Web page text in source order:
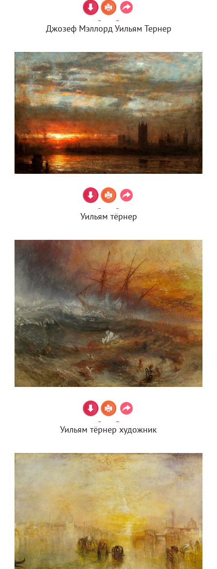
Джозеф Мэллорд Уильям Тернер
Уильям тёрнер
Уильям тёрнер художник